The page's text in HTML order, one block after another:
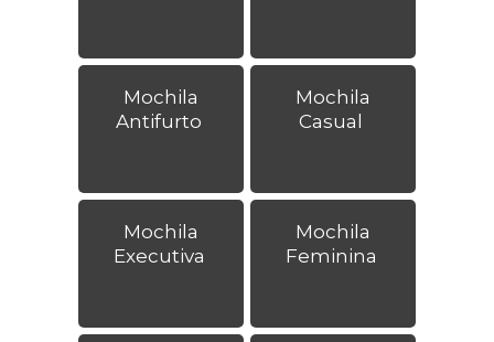
Mochila
Antifurto
Mochila
Casual
Mochila
Executiva
Mochila
Feminina